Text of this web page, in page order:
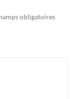
obligatoires